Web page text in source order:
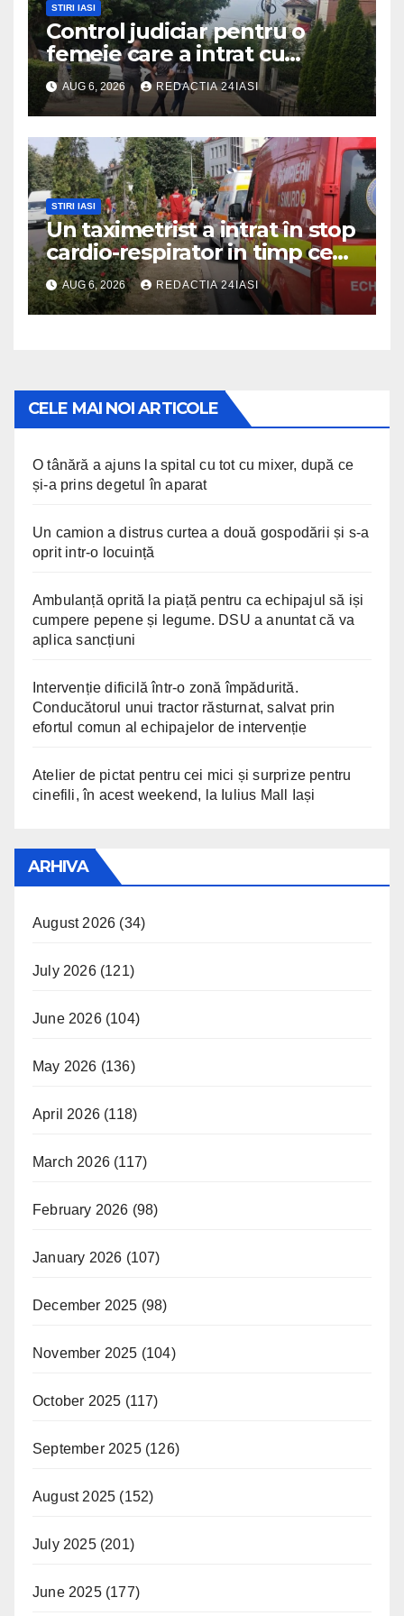
STIRI IASI
Control judiciar pentru o
femeie care a intrat cu
mașina într-o turmă de oi
AUG 6, 2026 REDACTIA 24IASI
STIRI IASI
Un taximetrist a intrat în stop
cardio-respirator in timp ce
se afla la volan
AUG 6, 2026 REDACTIA 24IASI
CELE MAI NOI ARTICOLE
O tânără a ajuns la spital cu tot cu mixer, după ce
și-a prins degetul în aparat
Un camion a distrus curtea a două gospodării și s-a
oprit intr-o locuință
Ambulanță oprită la piață pentru ca echipajul să iși
cumpere pepene și legume. DSU a anuntat că va
aplica sancțiuni
Intervenție dificilă într-o zonă împădurită.
Conducătorul unui tractor răsturnat, salvat prin
efortul comun al echipajelor de intervenție
Atelier de pictat pentru cei mici și surprize pentru
cinefili, în acest weekend, la Iulius Mall Iași
ARHIVA
August 2026 (34)
July 2026(121)
June 2026(104)
May 2026 (136)
April 2026 (118)
March 2026 (117)
February 2026 (98)
January 2026 (107)
December 2025 (98)
November 2025 (104)
October 2025 (117)
September 2025(126)
August 2025 (152)
July 2025(201)
June 2025(177)